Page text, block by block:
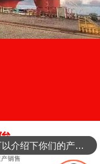
可以介绍下你们的产品么